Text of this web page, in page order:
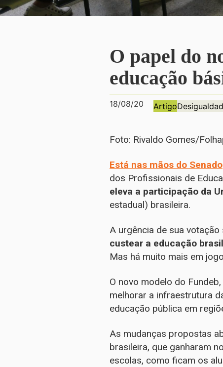
O papel do
educação
18/08/20 Artigo
Foto: Rivaldo Gomes/
Está nas mãos do Senado
dos Profissionais de
eleva a participação da
estadual) brasileira.
A urgência de sua
custear a educação
Mas há muito mais em
O novo modelo do
melhorar a infraestrutura
educação pública em
As mudanças propostas
brasileira, que ganharam
escolas, como ficam os